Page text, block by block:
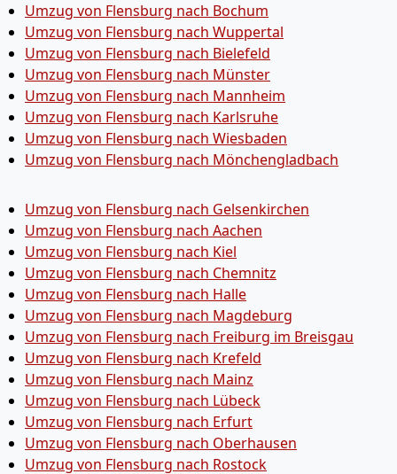
Umzug von Flensburg nach Bochum
Umzug von Flensburg nach Wuppertal
Umzug von Flensburg nach Bielefeld
Umzug von Flensburg nach Münster
Umzug von Flensburg nach Mannheim
Umzug von Flensburg nach Karlsruhe
Umzug von Flensburg nach Wiesbaden
Umzug von Flensburg nach Mönchen­gladbach
Umzug von Flensburg nach Gelsenkirchen
Umzug von Flensburg nach Aachen
Umzug von Flensburg nach Kiel
Umzug von Flensburg nach Chemnitz
Umzug von Flensburg nach Halle
Umzug von Flensburg nach Magdeburg
Umzug von Flensburg nach Freiburg im Breisgau
Umzug von Flensburg nach Krefeld
Umzug von Flensburg nach Mainz
Umzug von Flensburg nach Lübeck
Umzug von Flensburg nach Erfurt
Umzug von Flensburg nach Oberhausen
Umzug von Flensburg nach Rostock